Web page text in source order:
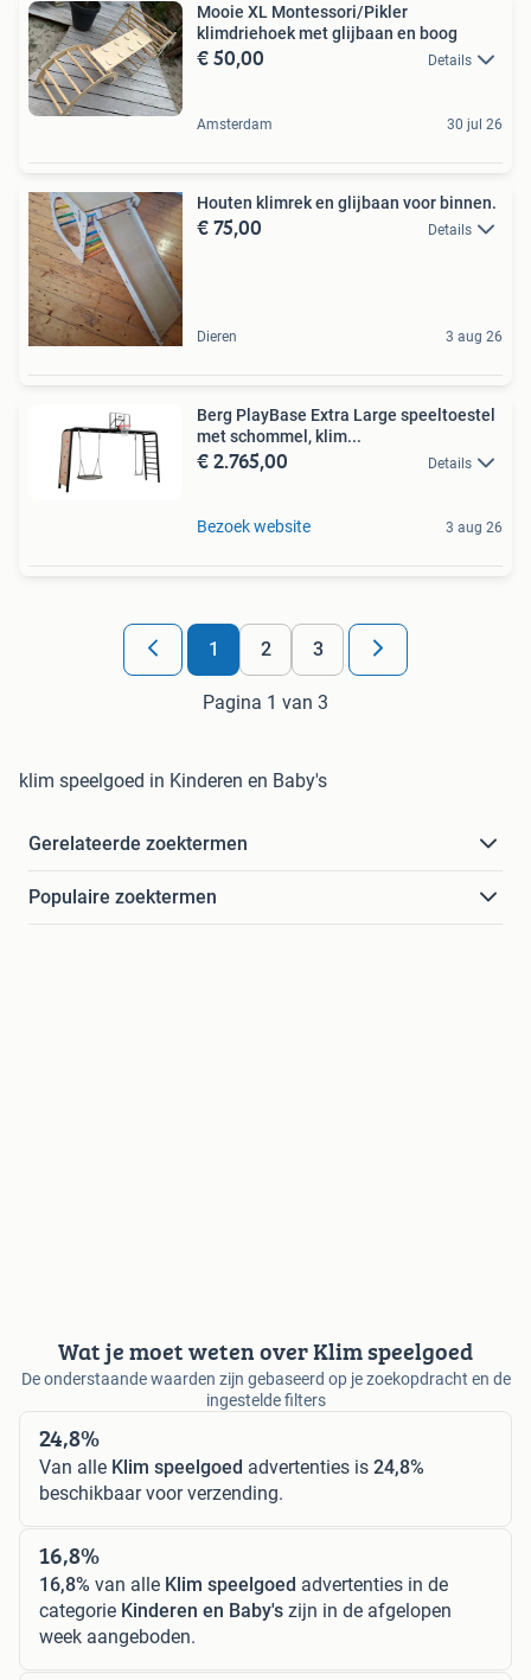
Mooie XL Montessori/Pikler
klimdriehoek met glijbaan en boog
€ 50,00 Details
Amsterdam 30 jul 26
Houten klimrek en glijbaan voor binnen.
€ 75,00 Details
Dieren 3 aug 26
Berg PlayBase Extra Large speeltoestel
met schommel, klim...
€ 2.765,00 Details
Bezoek website 3 aug 26
1 2 3
Pagina 1 van 3
klim speelgoed in Kinderen en Baby's
Gerelateerde zoektermen
Populaire zoektermen
Wat je moet weten over Klim speelgoed
De onderstaande waarden zijn gebaseerd op je zoekopdracht en de
ingestelde filters
24,8%
Van alle Klim speelgoed advertenties is 24,8%
beschikbaar voor verzending.
16,8%
16,8% van alle Klim speelgoed advertenties in de
categorie Kinderen en Baby's zijn in de afgelopen
week aangeboden.